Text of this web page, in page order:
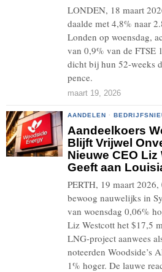
LONDEN, 18 maart
daalde met 4,8% naar
Londen op woensdag,
van 0,9% van de FTSE
dicht bij hun 52-weeks
pence.
maart 19, 2026
AANDELEN ·
Aandeelkoers
Blijft Vrijwel
Nieuwe CEO
Geeft aan
PERTH, 19 maart
bewoog nauwelijks in
van woensdag 0,06%
Liz Westcott het $17,5
LNG-project aanwees
noteerden Woodside’s
1% hoger. De lauwe